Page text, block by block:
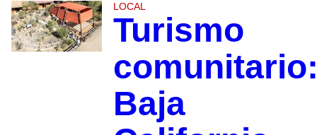
LOCAL
Turismo
Baja